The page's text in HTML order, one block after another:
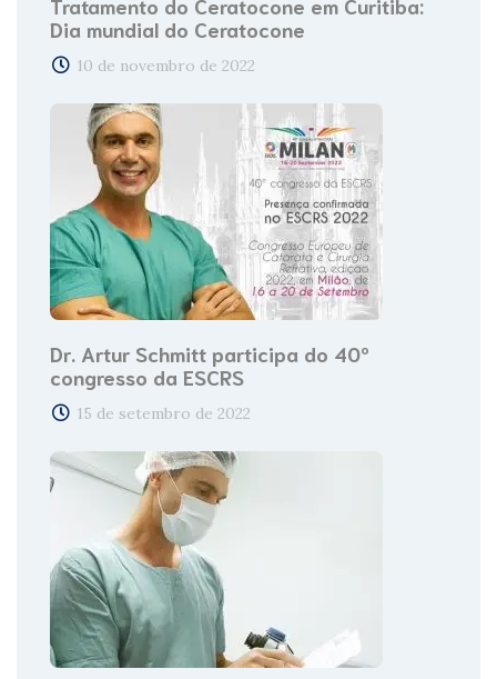
Tratamento do Ceratocone em Curitiba:
Dia mundial do Ceratocone
10 de novembro de 2022
Dr. Artur Schmitt participa do 40º
congresso da ESCRS
15 de setembro de 2022